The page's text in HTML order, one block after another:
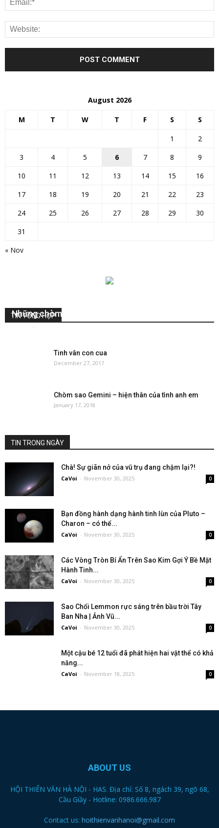
August 2026
M T W T F S S
« Nov
1
2
3
4 5 6 7 8
9
10
11 12 13 14 15
16
17
18 19 20 21 22
23
24
25 26 27 28 29
30
31
TIN TỔNG HỢP
Những chòm sao mang … nước lên bầu trời
-
Tinh vân con cua
December 27, 2017
Chòm sao Gemini – hiện thân của tình anh em
January 17, 2018
TIN TRONG NGÀY
Chà! Sự giãn nở của vũ trụ đang chậm lại?!
CaVoi - November 30, 2025 0
Bạn đồng hành dạng hành tinh lùn của Pluto –
Charon – có thể...
CaVoi - November 30, 2025 0
Các Vòng Tròn Bí Ẩn Trên Sao Kim Gợi Ý Bề Mặt
Hành Tinh...
CaVoi - November 30, 2025 0
Sao Chổi Lemmon rực sáng trên bầu trời Tây
Ban Nha | Ảnh Vũ...
CaVoi - November 30, 2025 0
Một cậu bé 12 tuổi đã phát hiện hai vật thể có khả
năng...
CaVoi - November 18, 2025 0
ABOUT US
HỘI THIÊN VĂN HÀ NỘI - HAS. Địa chỉ: Số 8, ngách 39, ngõ 68,
Cầu Giầy - Hotline: 0986.666.987
Contact us: hoithienvanhanoi@gmail.com